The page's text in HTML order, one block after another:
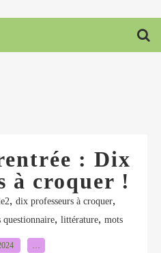
: Dix
à croquer !
, dix professeurs à croquer,
questionnaire, littérature, mots
…